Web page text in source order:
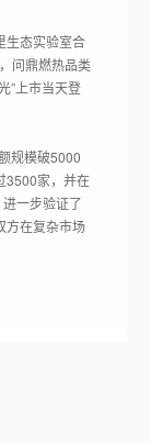
生态实验室合
问鼎燃热品类
”上市当天登
规模破5000
3500家，并在
一步验证了
方在复杂市场